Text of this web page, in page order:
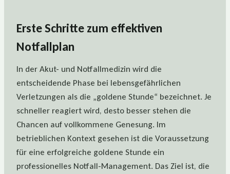
Erste Schritte zum effektiven
Notfallplan
In der Akut- und Notfallmedizin wird die
entscheidende Phase bei lebensgefährlichen
Verletzungen als die „goldene Stunde“ bezeichnet. Je
schneller reagiert wird, desto besser stehen die
Chancen auf vollkommene Genesung. Im
betrieblichen Kontext gesehen ist die Voraussetzung
für eine erfolgreiche goldene Stunde ein
professionelles Notfall-Management. Das Ziel ist, die